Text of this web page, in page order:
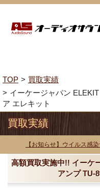
TOP
買取実績
イーケージャパン
ア エレキット
買取実績
【お知らせ】ウイルス感
高額買取実施中!! イーケ
アンプ TU-